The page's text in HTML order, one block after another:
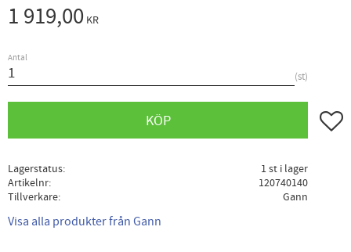
1 919,00 KR
Antal
st
KÖP Lägg
Lagerstatus
1 st i lager
Artikelnr
120740140
Tillverkare
Gann
Visa alla produkter från Gann